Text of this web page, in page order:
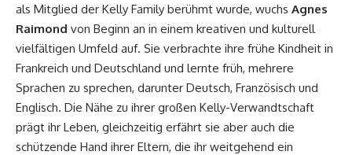
als Mitglied der Kelly Family berühmt wurde, wuchs Agnes
Raimond von Beginn an in einem kreativen und kulturell
vielfältigen Umfeld auf. Sie verbrachte ihre frühe Kindheit in
Frankreich und Deutschland und lernte früh, mehrere
Sprachen zu sprechen, darunter Deutsch, Französisch und
Englisch. Die Nähe zu ihrer großen Kelly-Verwandtschaft
prägt ihr Leben, gleichzeitig erfährt sie aber auch die
schützende Hand ihrer Eltern, die ihr weitgehend ein